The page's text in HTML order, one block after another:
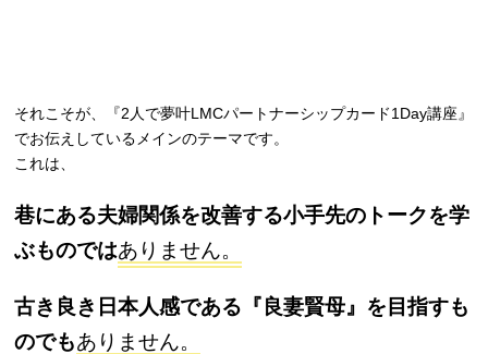
それこそが、『2人で夢叶LMCパートナーシップカード1Day講座』
でお伝えしているメインのテーマです。
これは、
巷にある夫婦関係を改善する小手先のトークを学
ぶものではありません。
古き良き日本人感である『良妻賢母』を目指すも
のでもありません。